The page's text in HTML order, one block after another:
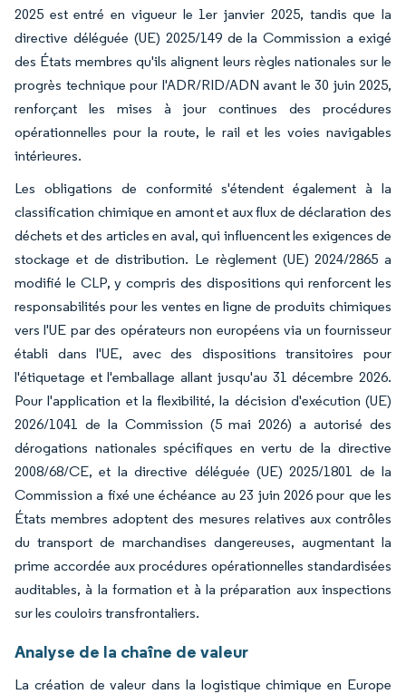
2025 est entré en vigueur le 1er janvier 2025, tandis que la
directive déléguée (UE) 2025/149 de la Commission a exigé
des États membres qu'ils alignent leurs règles nationales sur le
progrès technique pour l'ADR/RID/ADN avant le 30 juin 2025,
renforçant les mises à jour continues des procédures
opérationnelles pour la route, le rail et les voies navigables
intérieures.
Les obligations de conformité s'étendent également à la
classification chimique en amont et aux flux de déclaration des
déchets et des articles en aval, qui influencent les exigences de
stockage et de distribution. Le règlement (UE) 2024/2865 a
modifié le CLP, y compris des dispositions qui renforcent les
responsabilités pour les ventes en ligne de produits chimiques
vers l'UE par des opérateurs non européens via un fournisseur
établi dans l'UE, avec des dispositions transitoires pour
l'étiquetage et l'emballage allant jusqu'au 31 décembre 2026.
Pour l'application et la flexibilité, la décision d'exécution (UE)
2026/1041 de la Commission (5 mai 2026) a autorisé des
dérogations nationales spécifiques en vertu de la directive
2008/68/CE, et la directive déléguée (UE) 2025/1801 de la
Commission a fixé une échéance au 23 juin 2026 pour que les
États membres adoptent des mesures relatives aux contrôles
du transport de marchandises dangereuses, augmentant la
prime accordée aux procédures opérationnelles standardisées
auditables, à la formation et à la préparation aux inspections
sur les couloirs transfrontaliers.
Analyse de la chaîne de valeur
La création de valeur dans la logistique chimique en Europe